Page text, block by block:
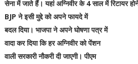
सेना में जाते हैं। यहां अग्निवीर के 4 साल में रिटायर
BJP ने इसी मुद्दे को अपने फायदे में
बदल दिया। भाजपा ने अपने घोषणा पत्र में
वादा कर दिया कि हर अग्निवीर को पेंशन
वाली सरकारी नौकरी दी जाएगी। पीएम